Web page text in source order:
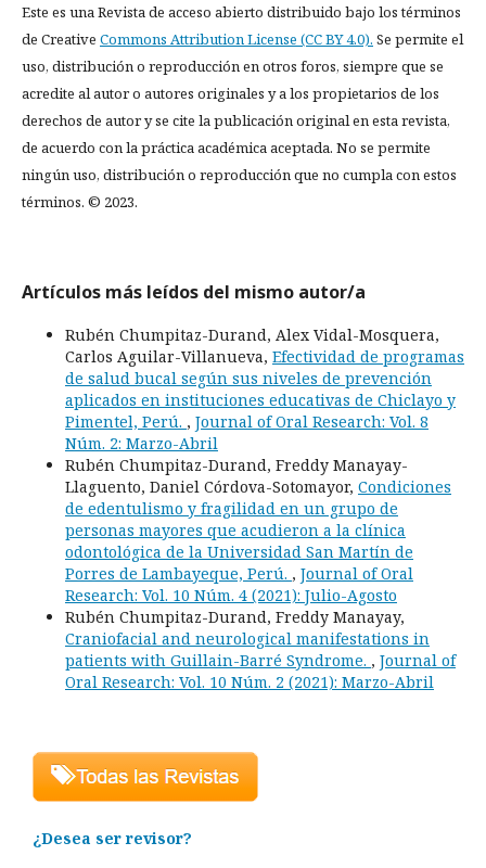
Este es una Revista de acceso abierto distribuido bajo los términos
de Creative Commons Attribution License (CC BY 4.0). Se permite el
uso, distribución o reproducción en otros foros, siempre que se
acredite al autor o autores originales y a los propietarios de los
derechos de autor y se cite la publicación original en esta revista,
de acuerdo con la práctica académica aceptada. No se permite
ningún uso, distribución o reproducción que no cumpla con estos
términos. © 2023.
Artículos más leídos del mismo autor/a
Rubén Chumpitaz-Durand, Alex Vidal-Mosquera,
Carlos Aguilar-Villanueva, Efectividad de programas
de salud bucal según sus niveles de prevención
aplicados en instituciones educativas de Chiclayo y
Pimentel, Perú. , Journal of Oral Research: Vol. 8
Núm. 2: Marzo-Abril
Rubén Chumpitaz-Durand, Freddy Manayay-
Llaguento, Daniel Córdova-Sotomayor, Condiciones
de edentulismo y fragilidad en un grupo de
personas mayores que acudieron a la clínica
odontológica de la Universidad San Martín de
Porres de Lambayeque, Perú. , Journal of Oral
Research: Vol. 10 Núm. 4 (2021): Julio-Agosto
Rubén Chumpitaz-Durand, Freddy Manayay,
Craniofacial and neurological manifestations in
patients with Guillain-Barré Syndrome. , Journal of
Oral Research: Vol. 10 Núm. 2 (2021): Marzo-Abril
¿Desea ser revisor?